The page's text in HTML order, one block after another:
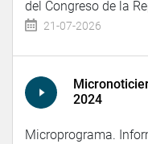
del Congreso de la
21-07-2026
2024
Microprograma.